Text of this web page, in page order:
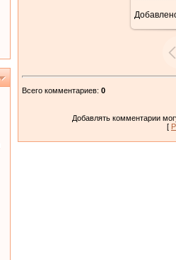
Всего комментариев: 0
Добавлять комментарии
[